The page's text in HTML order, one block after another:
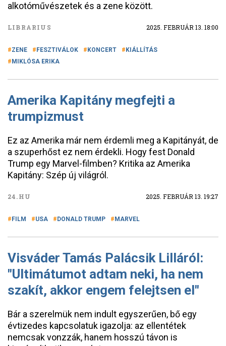
alkotóművészetek és a zene között.
LIBRARIUS 2025. FEBRUÁR 13. 18:00
ZENE FESZTIVÁLOK KONCERT
KIÁLLÍTÁS
MIKLÓSA ERIKA
Amerika Kapitány megfejti a
trumpizmust
Ez az Amerika már nem érdemli meg a Kapitányát, de
a szuperhőst ez nem érdekli. Hogy fest Donald
Trump egy Marvel-filmben? Kritika az Amerika
Kapitány: Szép új világról.
24.HU 2025. FEBRUÁR 13. 19:27
FILM USA DONALD TRUMP MARVEL
Visváder Tamás Palácsik Lilláról:
"Ultimátumot adtam neki, ha nem
szakít, akkor engem felejtsen el"
Bár a szerelmük nem indult egyszerűen, bő egy
évtizedes kapcsolatuk igazolja: az ellentétek
nemcsak vonzzák, hanem hosszú távon is